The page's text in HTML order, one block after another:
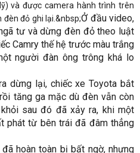
và được camera hành trình trên
đỏ ghi lại.&nbsp;Ở đầu video,
tư và dừng đèn đỏ theo luật
Camry thế hệ trước màu trắng
người đàn ông trông khá lo
dừng lại, chiếc xe Toyota bắt
tăng ga mặc dù đèn vẫn còn
sau đó đã xảy ra, khi một
phát từ bên trái đã đâm thẳng
hoàn toàn bị bất ngờ, nhưng